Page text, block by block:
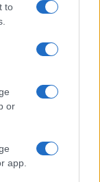
to
or
app.